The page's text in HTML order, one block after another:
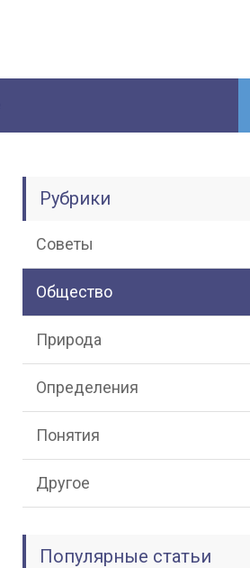
Рубрики
Советы
Общество
Природа
Определения
Понятия
Другое
Популярные статьи